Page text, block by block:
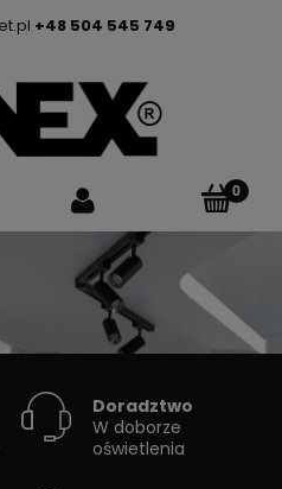
+48 504 545 749
SZYNOWE
Doradztwo
W doborze
oświetlenia